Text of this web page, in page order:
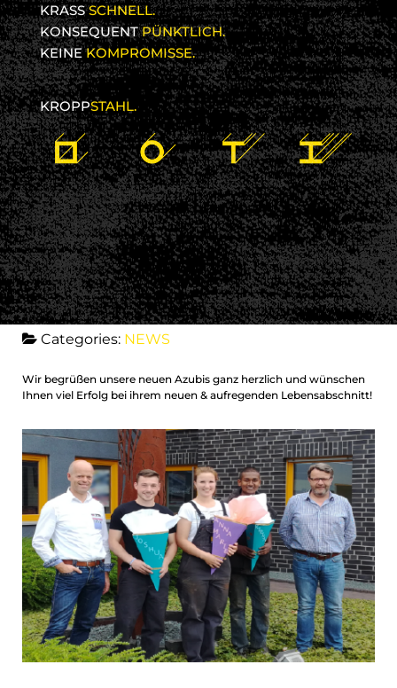
KRASSSCHNELL.
KONSEQUENTPÜNKTLICH.
KEINEKOMPROMISSE.
KROPPSTAHL.
1 August 2017
kroppstahl
No comments
Categories: NEWS
Wir begrüßen unsere neuen Azubis ganz herzlich und wünschen
Ihnen viel Erfolg bei ihrem neuen & aufregenden Lebensabschnitt!